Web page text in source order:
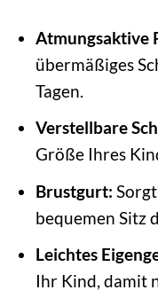
Atmungsaktive
übermäßiges
Tagen.
Verstellbare
Größe Ihres
Brustgurt:
bequemen Sitz
Leichtes
Ihr Kind, damit